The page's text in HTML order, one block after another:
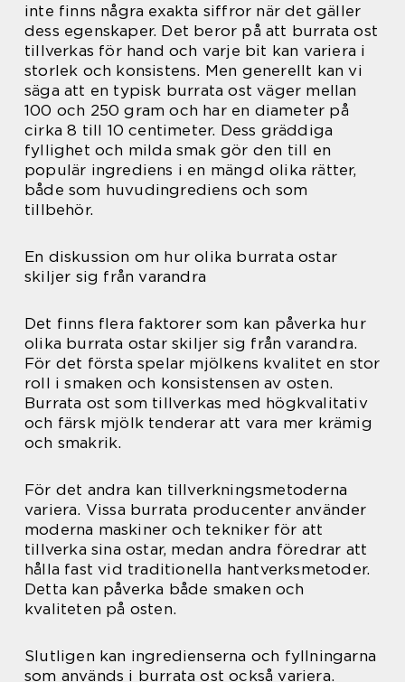
inte finns några exakta siffror när det gäller
dess egenskaper. Det beror på att burrata ost
tillverkas för hand och varje bit kan variera i
storlek och konsistens. Men generellt kan vi
säga att en typisk burrata ost väger mellan
100 och 250 gram och har en diameter på
cirka 8 till 10 centimeter. Dess gräddiga
fyllighet och milda smak gör den till en
populär ingrediens i en mängd olika rätter,
både som huvudingrediens och som
tillbehör.
En diskussion om hur olika burrata ostar
skiljer sig från varandra
Det finns flera faktorer som kan påverka hur
olika burrata ostar skiljer sig från varandra.
För det första spelar mjölkens kvalitet en stor
roll i smaken och konsistensen av osten.
Burrata ost som tillverkas med högkvalitativ
och färsk mjölk tenderar att vara mer krämig
och smakrik.
För det andra kan tillverkningsmetoderna
variera. Vissa burrata producenter använder
moderna maskiner och tekniker för att
tillverka sina ostar, medan andra föredrar att
hålla fast vid traditionella hantverksmetoder.
Detta kan påverka både smaken och
kvaliteten på osten.
Slutligen kan ingredienserna och fyllningarna
som används i burrata ost också variera.